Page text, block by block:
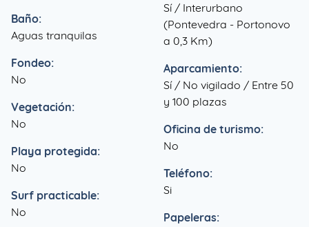
Baño:
Aguas tranquilas
Fondeo:
No
Vegetación:
No
Playa protegida:
No
Surf practicable:
No
Sí / Interurbano
(Pontevedra - Portonovo
a 0,3 Km)
Aparcamiento:
Sí / No vigilado / Entre 50
y 100 plazas
Oficina de turismo:
No
Teléfono:
Si
Papeleras: